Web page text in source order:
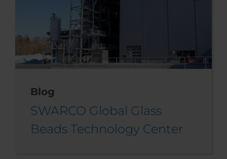
Blog
SWARCO Global Glass
Beads Technology Center